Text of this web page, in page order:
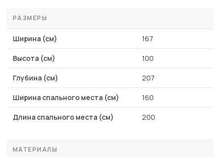
РАЗМЕРЫ
Ширина (см) 167
Высота (см) 100
Глубина (см) 207
Ширина спального места (см) 160
Длина спального места (см) 200
МАТЕРИАЛЫ